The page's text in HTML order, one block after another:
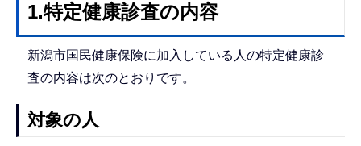
1.特定健康診査の内容
新潟市国民健康保険に加入している人の特定健康診
査の内容は次のとおりです。
対象の人